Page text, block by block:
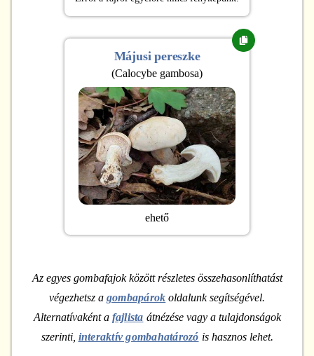
Májusi pereszke
(Calocybe gambosa)
ehető
Az egyes gombafajok között részletes összehasonlíthatást
végezhetsz a gombapárok oldalunk segítségével.
Alternatívaként a fajlista átnézése vagy a tulajdonságok
szerinti, interaktív gombahatározó is hasznos lehet.